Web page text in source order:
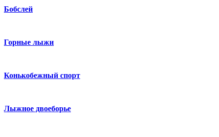
Бобслей
Горные лыжи
Конькобежный спорт
Лыжное двоеборье